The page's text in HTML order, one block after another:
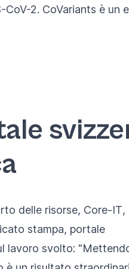
2. CoVariants è
delle risorse, Core-IT,
stampa, portale
lavoro svolto: